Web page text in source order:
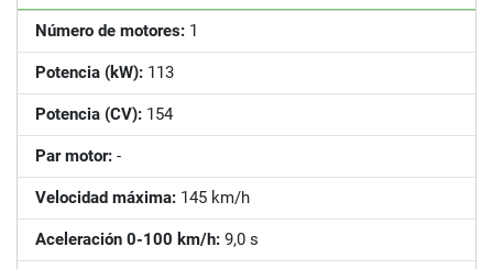
Número de motores: 1
Potencia (kW): 113
Potencia (CV): 154
Par motor: -
Velocidad máxima: 145 km/h
Aceleración 0-100 km/h: 9,0 s